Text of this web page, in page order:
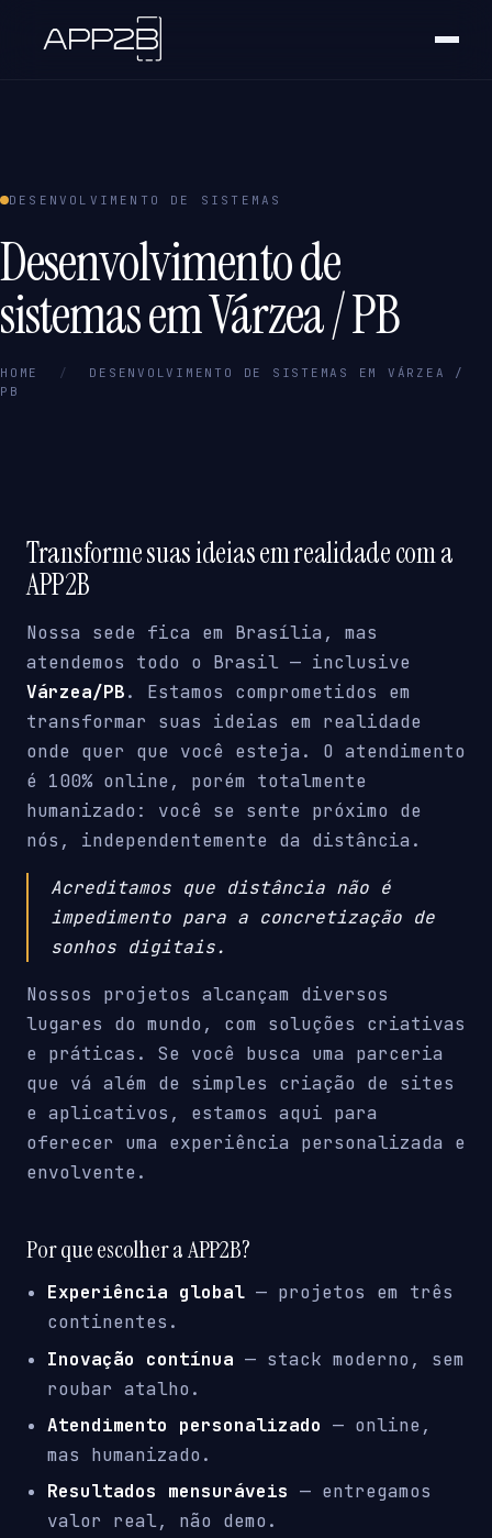
DESENVOLVIMENTO DE SISTEMAS
Desenvolvimento de
sistemas em Várzea / PB
HOME /
DESENVOLVIMENTO DE SISTEMAS EM VÁRZEA /
PB
Transforme suas ideias em realidade com a
APP2B
Nossa sede fica em Brasília, mas
atendemos todo o Brasil — inclusive
Várzea/PB. Estamos comprometidos em
transformar suas ideias em realidade
onde quer que você esteja. O atendimento
é 100% online, porém totalmente
humanizado: você se sente próximo de
nós, independentemente da distância.
Acreditamos que distância não é
impedimento para a concretização de
sonhos digitais.
Nossos projetos alcançam diversos
lugares do mundo, com soluções criativas
e práticas. Se você busca uma parceria
que vá além de simples criação de sites
e aplicativos, estamos aqui para
oferecer uma experiência personalizada e
envolvente.
Por que escolher a APP2B?
Experiência global — projetos em três
continentes.
Inovação contínua — stack moderno, sem
roubar atalho.
Atendimento personalizado — online,
mas humanizado.
Resultados mensuráveis — entregamos
valor real, não demo.